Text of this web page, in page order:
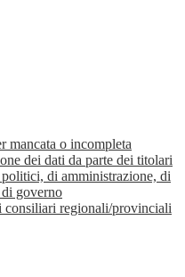
mancata o incompleta
dei dati da parte dei titolari
di amministrazione, di
governo
consiliari regionali/provinciali